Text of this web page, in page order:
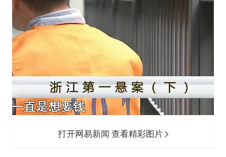
打开网易新闻 查看精彩图片